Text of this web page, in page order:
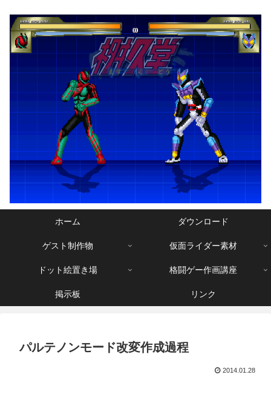
ホーム ダウンロード
ゲスト制作物 仮面ライダー素材
ドット絵置き場 格闘ゲー作画講座
掲示板 リンク
パルテノンモード改変作成過程
2014.01.28